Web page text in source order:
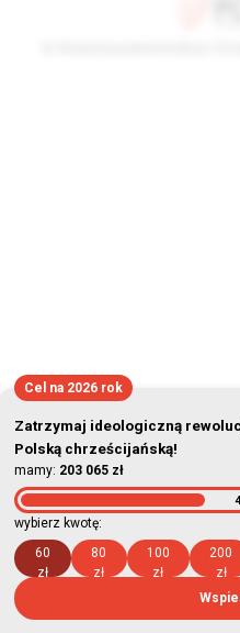
Cel na 2026 rok
Zatrzymaj ideologiczną
Polską chrześcijańską!
mamy: 203 065 zł
wybierz kwotę:
60
zł
80
zł
100
zł
200
zł